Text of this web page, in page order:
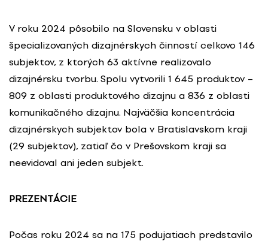
V roku 2024 pôsobilo na Slovensku v oblasti
špecializovaných dizajnérskych činností celkovo 146
subjektov, z ktorých 63 aktívne realizovalo
dizajnérsku tvorbu. Spolu vytvorili 1 645 produktov –
809 z oblasti produktového dizajnu a 836 z oblasti
komunikačného dizajnu. Najväčšia koncentrácia
dizajnérskych subjektov bola v Bratislavskom kraji
(29 subjektov), zatiaľ čo v Prešovskom kraji sa
neevidoval ani jeden subjekt.
PREZENTÁCIE
Počas roku 2024 sa na 175 podujatiach predstavilo